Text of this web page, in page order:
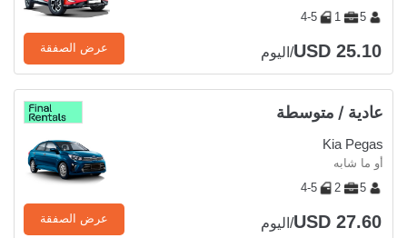
5
1
4-5
USD 25.10/اليوم عرض الصفقة
عادية / متوسطة
Kia Pegas
أو ما شابه
5
2
4-5
USD 27.60/اليوم عرض الصفقة